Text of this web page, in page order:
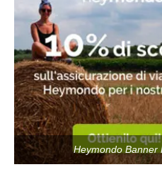
Heymondo Banner